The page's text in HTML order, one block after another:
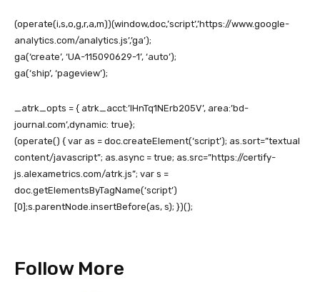
(operate(i,s,o,g,r,a,m))(window,doc,’script’,’https://www.google-
analytics.com/analytics.js’,’ga’);
ga(‘create’, ‘UA-115090629-1’, ‘auto’);
ga(‘ship’, ‘pageview’);
_atrk_opts = { atrk_acct:’lHnTq1NErb205V’, area:’bd-
journal.com’,dynamic: true};
(operate() { var as = doc.createElement(‘script’); as.sort=”textual
content/javascript”; as.async = true; as.src=”https://certify-
js.alexametrics.com/atrk.js”; var s =
doc.getElementsByTagName(‘script’)
[0];s.parentNode.insertBefore(as, s); })();
Follow More